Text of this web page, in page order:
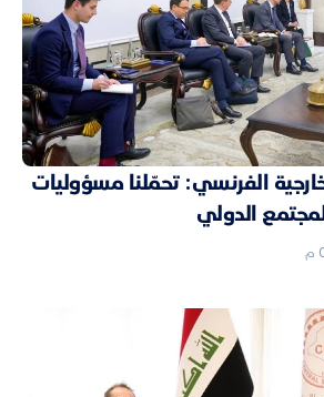
الفرنسي: تحمّلنا مسؤوليات
الدولي